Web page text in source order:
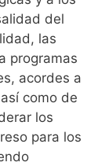
del
las
programas
acordes a
como de
los
para los